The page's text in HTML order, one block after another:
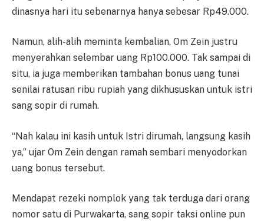
dinasnya hari itu sebenarnya hanya sebesar Rp49.000.
Namun, alih-alih meminta kembalian, Om Zein justru
menyerahkan selembar uang Rp100.000. Tak sampai di
situ, ia juga memberikan tambahan bonus uang tunai
senilai ratusan ribu rupiah yang dikhususkan untuk istri
sang sopir di rumah.
“Nah kalau ini kasih untuk Istri dirumah, langsung kasih
ya,” ujar Om Zein dengan ramah sembari menyodorkan
uang bonus tersebut.
Mendapat rezeki nomplok yang tak terduga dari orang
nomor satu di Purwakarta, sang sopir taksi online pun